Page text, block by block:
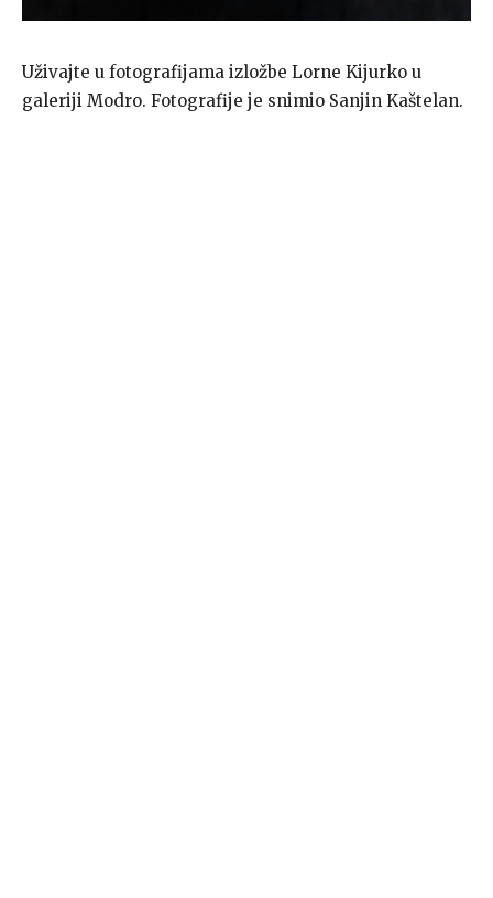
Uživajte u fotografijama izložbe Lorne Kijurko u
galeriji Modro. Fotografije je snimio Sanjin Kaštelan.